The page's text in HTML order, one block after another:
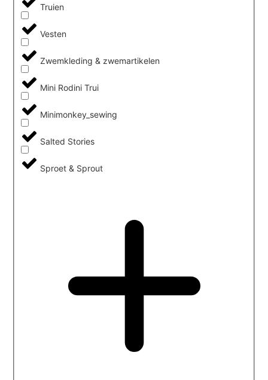
Truien
Vesten
Zwemkleding & zwemartikelen
Mini Rodini Trui
Minimonkey_sewing
Salted Stories
Sproet & Sprout